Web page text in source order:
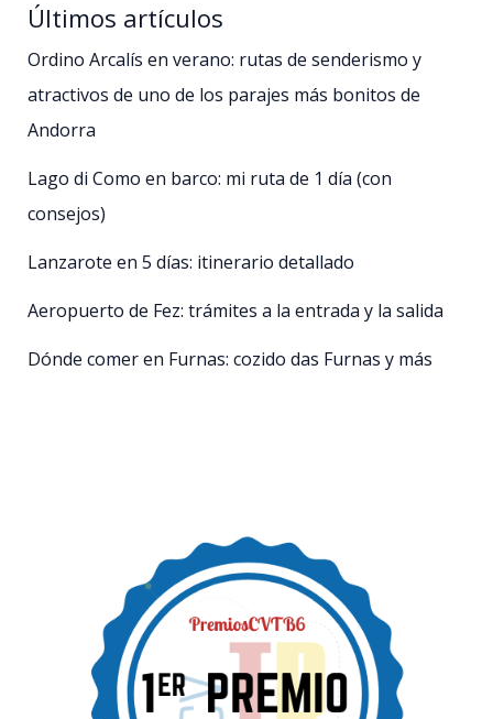
Últimos artículos
Ordino Arcalís en verano: rutas de senderismo y
atractivos de uno de los parajes más bonitos de
Andorra
Lago di Como en barco: mi ruta de 1 día (con
consejos)
Lanzarote en 5 días: itinerario detallado
Aeropuerto de Fez: trámites a la entrada y la salida
Dónde comer en Furnas: cozido das Furnas y más